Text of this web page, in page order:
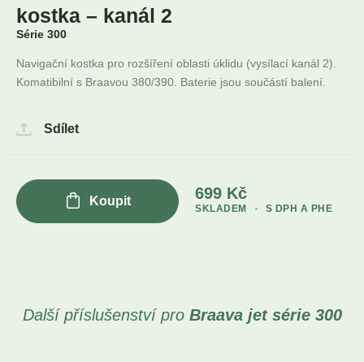
kostka – kanál 2
Série 300
Navigační kostka pro rozšíření oblasti úklidu (vysílací kanál 2).
Komatibilní s Braavou 380/390. Baterie jsou součástí balení.
Sdílet
Koupit 699 Kč
S DPH A PHE
SKLADEM
Další příslušenství proBraava jet série 300